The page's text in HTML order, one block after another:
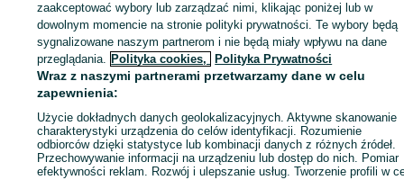
KATEGORIA
ID:837584932 Wyświetlenia:
Zadzwoń / SMS Wyślij wiadomość
zaakceptować wybory lub zarządzać nimi, klikając poniżej lub w
dowolnym momencie na stronie polityki prywatności. Te wybory będą
sygnalizowane naszym partnerom i nie będą miały wpływu na dane
przeglądania. Polityka cookies, Polityka Prywatności
Wraz z naszymi partnerami przetwarzamy dane w celu
zapewnienia:
Użycie dokładnych danych geolokalizacyjnych. Aktywne skanowanie
charakterystyki urządzenia do celów identyfikacji. Rozumienie
odbiorców dzięki statystyce lub kombinacji danych z różnych źródeł.
Przechowywanie informacji na urządzeniu lub dostęp do nich. Pomiar
efektywności reklam. Rozwój i ulepszanie usług. Tworzenie profili w